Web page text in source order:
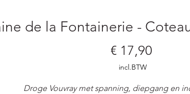
de la Fontainerie -
€ 17,90Prijs
incl.BTW
Droge Vouvray met spanning, diepgang en